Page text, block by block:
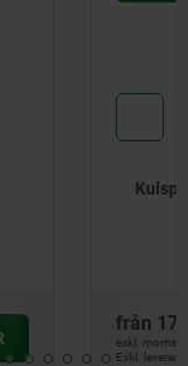
DETALJER